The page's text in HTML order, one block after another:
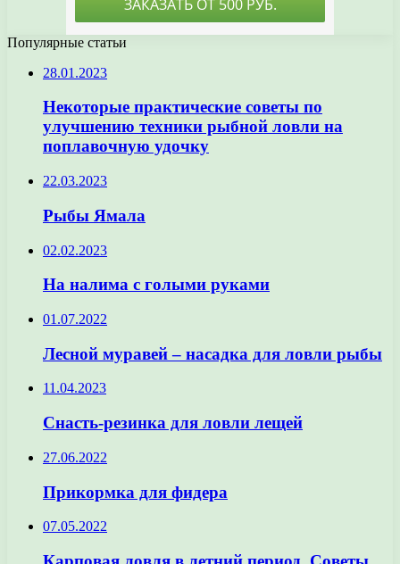
Популярные статьи
28.01.2023
Некоторые практические советы по
улучшению техники рыбной ловли на
поплавочную удочку
22.03.2023
Рыбы Ямала
02.02.2023
На налима с голыми руками
01.07.2022
Лесной муравей – насадка для ловли рыбы
11.04.2023
Снасть-резинка для ловли лещей
27.06.2022
Прикормка для фидера
07.05.2022